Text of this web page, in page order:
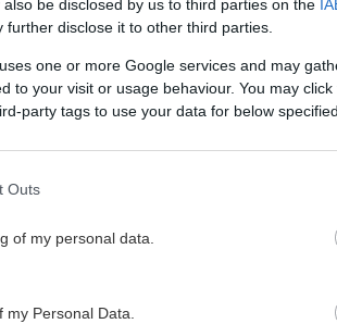
be disclosed by us to third parties on the
further disclose it to other third parties.
one or more Google services and may
to your visit or usage behaviour. You may
party tags to use your data for below
Outs
of my personal data.
Personal Data.
v malom priestore.
sa zmieriť s faktom, že
sa zmestí a hodí aj do
a poskytovať dostatok
estetickú stránku. Z